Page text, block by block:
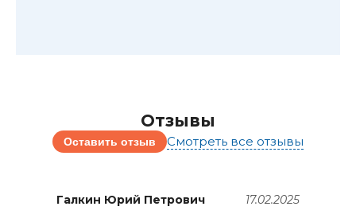
Отзывы
Оставить отзыв Смотреть все отзывы
Галкин Юрий Петрович 17.02.2025